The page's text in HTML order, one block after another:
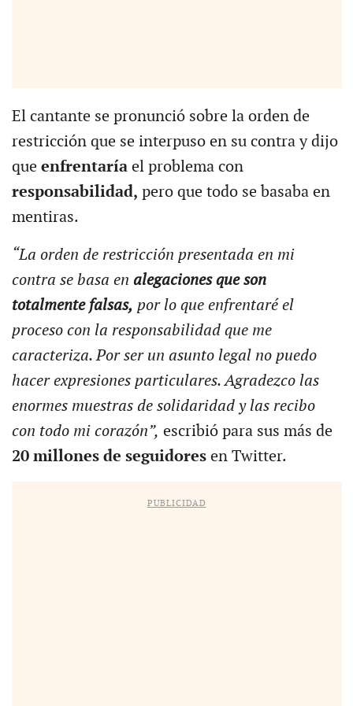
El cantante se pronunció sobre la orden de
restricción que se interpuso en su contra y dijo
que enfrentaría el problema con
responsabilidad, pero que todo se basaba en
mentiras.
“La orden de restricción presentada en mi
contra se basa en alegaciones que son
totalmente falsas, por lo que enfrentaré el
proceso con la responsabilidad que me
caracteriza. Por ser un asunto legal no puedo
hacer expresiones particulares. Agradezco las
enormes muestras de solidaridad y las recibo
con todo mi corazón”, escribió para sus más de
20 millones de seguidores en Twitter.
PUBLICIDAD